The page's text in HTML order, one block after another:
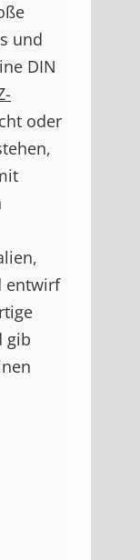
und
DIN
oder
entwirf
gib